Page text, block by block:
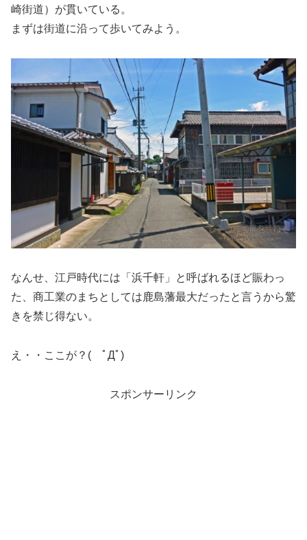
崎街道）が貫いている。
まずは街道に沿って歩いてみよう。
なんせ、江戸時代には「浜千軒」と呼ばれるほど賑わっ
た、商工業のまちとしては鹿島藩最大だったと言うから驚
きを禁じ得ない。
え・・ここが？( ﾟДﾟ)
スポンサーリンク